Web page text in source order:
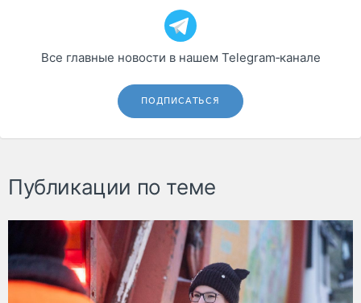
Все главные новости в нашем Telegram‑канале
ПОДПИСАТЬСЯ
Публикации по теме